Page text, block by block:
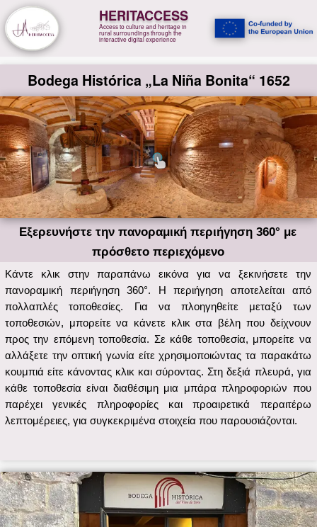
HERITACCESS
Access to culture and heritage in
rural surroundings through the
interactive digital experience
Bodega Histórica „La Niña Bonita“ 1652
Εξερευνήστε την πανοραμική περιήγηση 360° με
πρόσθετο περιεχόμενο
Κάντε κλικ στην παραπάνω εικόνα για να ξεκινήσετε την
πανοραμική περιήγηση 360°. Η περιήγηση αποτελείται από
πολλαπλές τοποθεσίες. Για να πλοηγηθείτε μεταξύ των
τοποθεσιών, μπορείτε να κάνετε κλικ στα βέλη που δείχνουν
αλλάξετε την οπτική γωνία είτε χρησιμοποιώντας τα παρακάτω
κάθε τοποθεσία είναι διαθέσιμη μια μπάρα πληροφοριών που
παρέχει γενικές πληροφορίες και προαιρετικά περαιτέρω
Πράγματα που πρέπει να γνωρίζετε:
Το Toro είναι μια ιστορική και μνημειώδης πόλη. Η πόλη
αντικατοπτρίζει τον αξιοσημείωτο ιστορικό της ρόλο, με ιδιαίτερη
σημασία μεταξύ του 12ου και του 16ου αιώνα, κατά τον οποίο
ήταν η βασιλική έδρα και ο τόπος διεξαγωγής των Cortes. Το